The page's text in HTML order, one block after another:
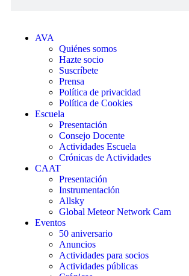
AVA
Quiénes somos
Hazte socio
Suscríbete
Prensa
Política de privacidad
Política de Cookies
Escuela
Presentación
Consejo Docente
Actividades Escuela
Crónicas de Actividades
CAAT
Presentación
Instrumentación
Allsky
Global Meteor Network Cam
Eventos
50 aniversario
Anuncios
Actividades para socios
Actividades públicas